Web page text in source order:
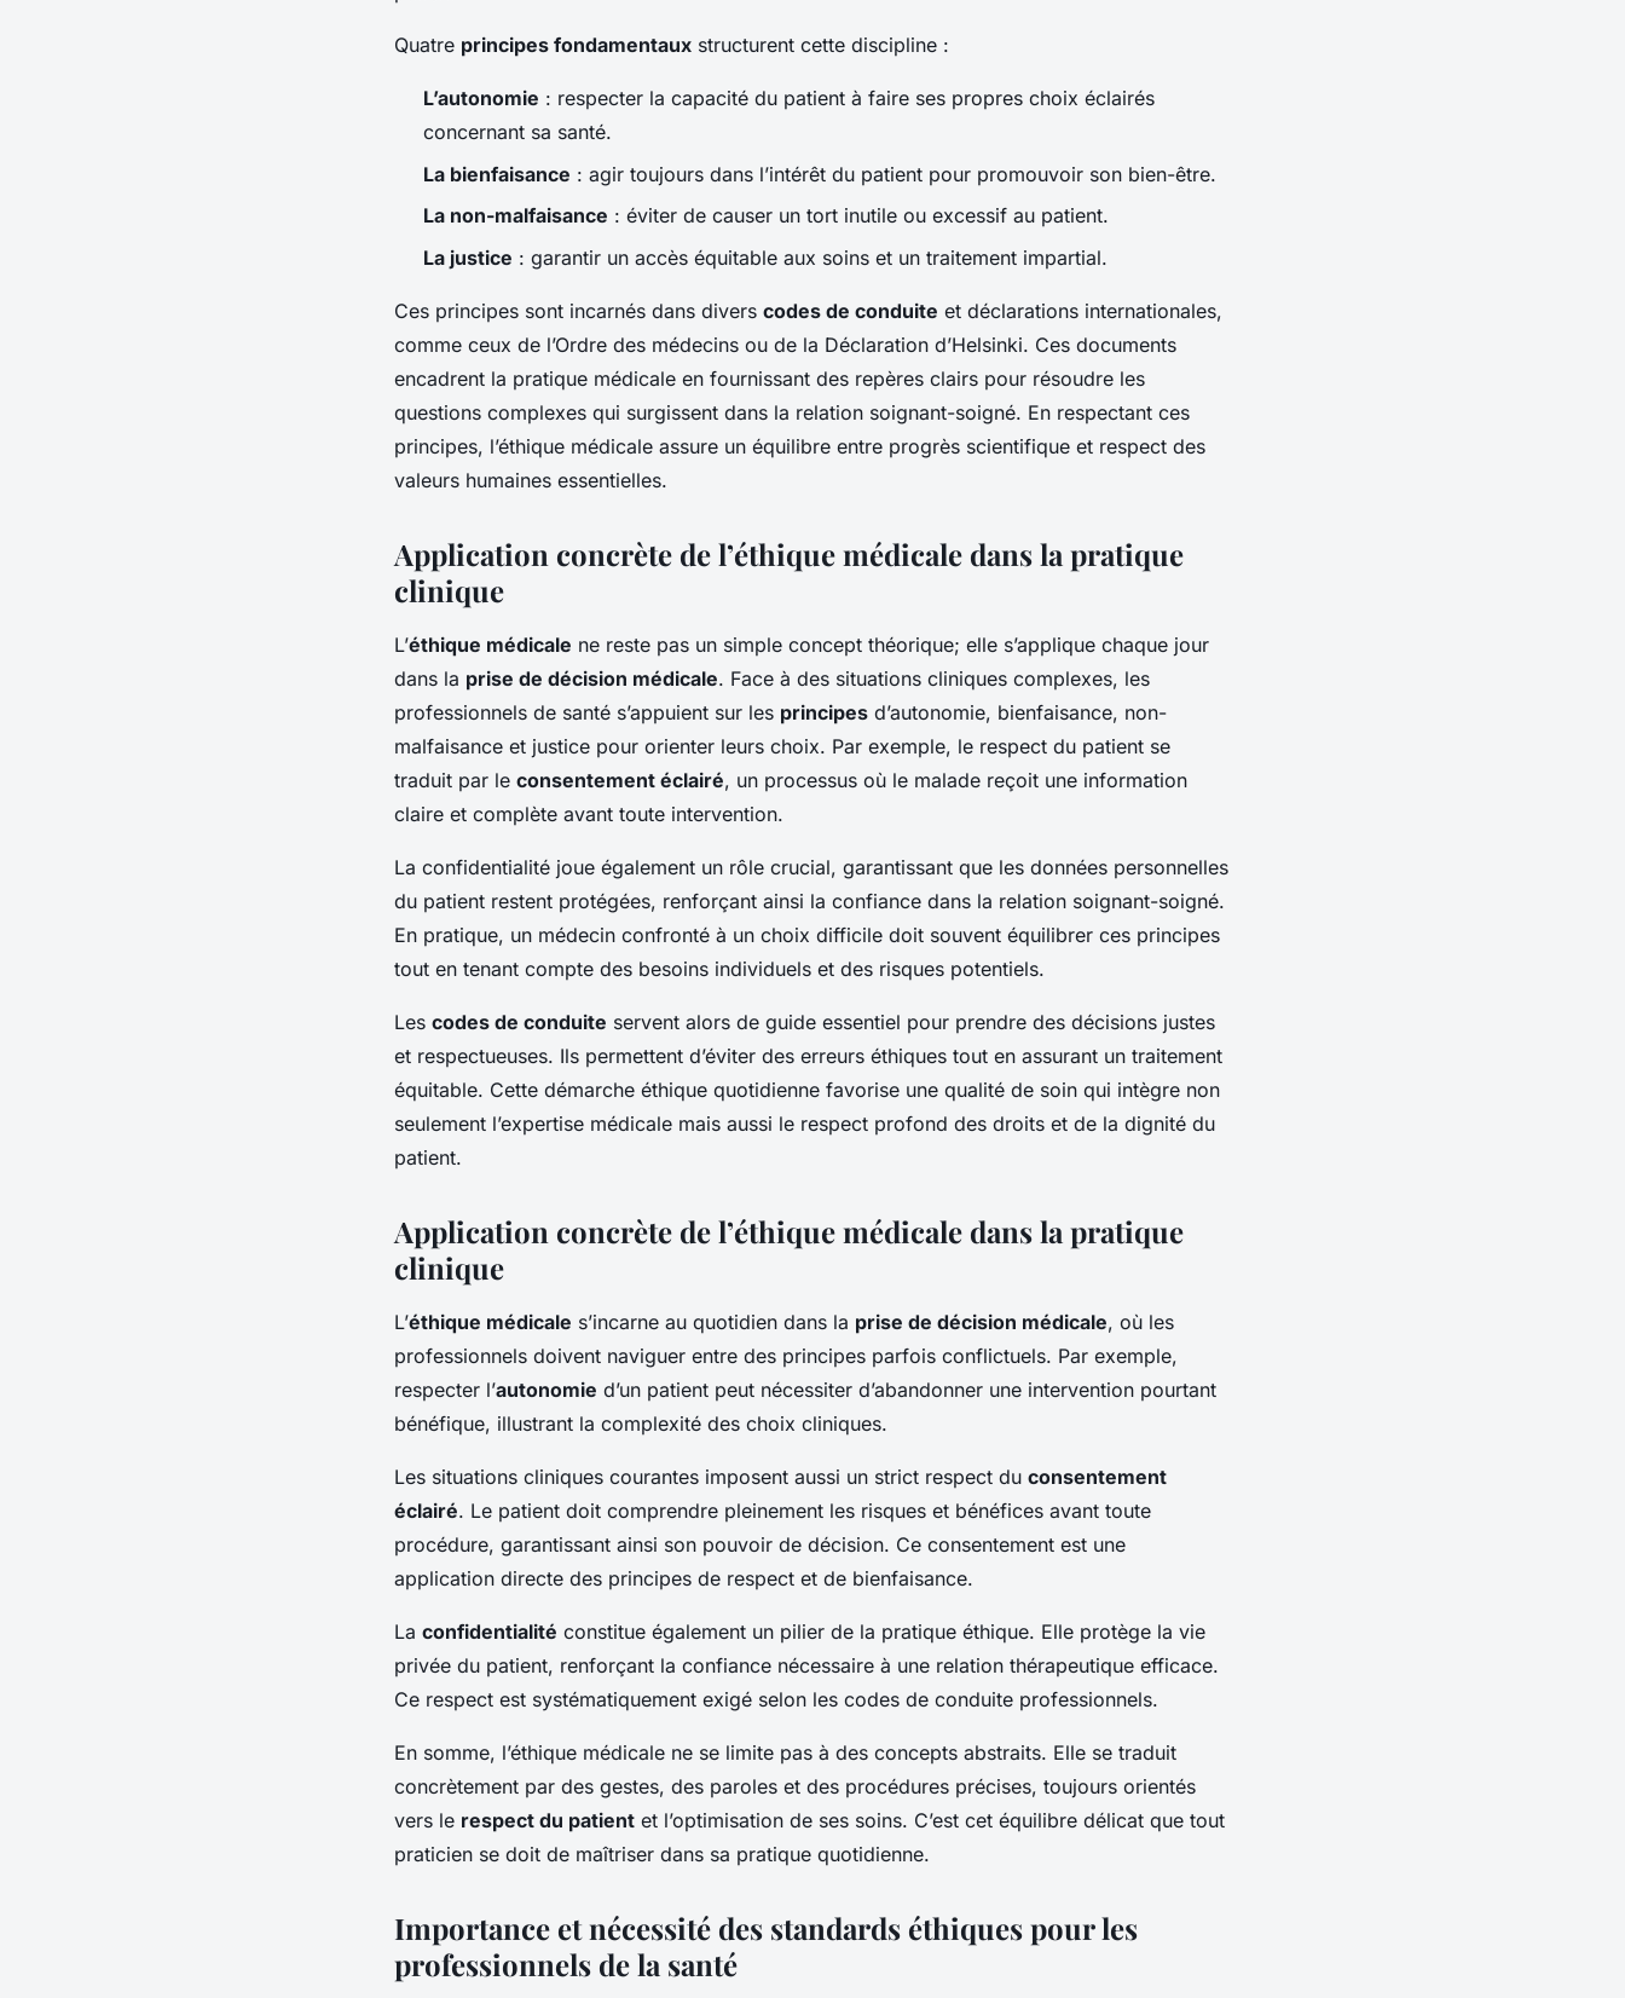
Quatre principes fondamentaux structurent cette discipline :
L’autonomie : respecter la capacité du patient à faire ses propres choix éclairés
concernant sa santé.
La bienfaisance : agir toujours dans l’intérêt du patient pour promouvoir son bien-être.
La non-malfaisance : éviter de causer un tort inutile ou excessif au patient.
La justice : garantir un accès équitable aux soins et un traitement impartial.
Ces principes sont incarnés dans divers codes de conduite et déclarations internationales,
comme ceux de l’Ordre des médecins ou de la Déclaration d’Helsinki. Ces documents
encadrent la pratique médicale en fournissant des repères clairs pour résoudre les
questions complexes qui surgissent dans la relation soignant-soigné. En respectant ces
principes, l’éthique médicale assure un équilibre entre progrès scientifique et respect des
valeurs humaines essentielles.
Application concrète de l’éthique médicale dans la pratique
clinique
L’éthique médicale ne reste pas un simple concept théorique; elle s’applique chaque jour
dans la prise de décision médicale. Face à des situations cliniques complexes, les
professionnels de santé s’appuient sur les principes d’autonomie, bienfaisance, non-
malfaisance et justice pour orienter leurs choix. Par exemple, le respect du patient se
traduit par le consentement éclairé, un processus où le malade reçoit une information
claire et complète avant toute intervention.
La confidentialité joue également un rôle crucial, garantissant que les données personnelles
du patient restent protégées, renforçant ainsi la confiance dans la relation soignant-soigné.
En pratique, un médecin confronté à un choix difficile doit souvent équilibrer ces principes
tout en tenant compte des besoins individuels et des risques potentiels.
Les codes de conduite servent alors de guide essentiel pour prendre des décisions justes
et respectueuses. Ils permettent d’éviter des erreurs éthiques tout en assurant un traitement
équitable. Cette démarche éthique quotidienne favorise une qualité de soin qui intègre non
seulement l’expertise médicale mais aussi le respect profond des droits et de la dignité du
patient.
Application concrète de l’éthique médicale dans la pratique
clinique
L’éthique médicale s’incarne au quotidien dans la prise de décision médicale, où les
professionnels doivent naviguer entre des principes parfois conflictuels. Par exemple,
respecter l’autonomie d’un patient peut nécessiter d’abandonner une intervention pourtant
bénéfique, illustrant la complexité des choix cliniques.
Les situations cliniques courantes imposent aussi un strict respect du consentement
éclairé. Le patient doit comprendre pleinement les risques et bénéfices avant toute
procédure, garantissant ainsi son pouvoir de décision. Ce consentement est une
application directe des principes de respect et de bienfaisance.
La confidentialité constitue également un pilier de la pratique éthique. Elle protège la vie
privée du patient, renforçant la confiance nécessaire à une relation thérapeutique efficace.
Ce respect est systématiquement exigé selon les codes de conduite professionnels.
En somme, l’éthique médicale ne se limite pas à des concepts abstraits. Elle se traduit
concrètement par des gestes, des paroles et des procédures précises, toujours orientés
vers le respect du patient et l’optimisation de ses soins. C’est cet équilibre délicat que tout
praticien se doit de maîtriser dans sa pratique quotidienne.
Importance et nécessité des standards éthiques pour les
professionnels de la santé